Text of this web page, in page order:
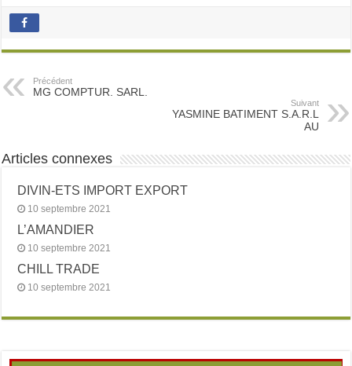
Précédent
MG COMPTUR. SARL.
Suivant
YASMINE BATIMENT S.A.R.L
AU
Articles connexes
DIVIN-ETS IMPORT EXPORT
10 septembre 2021
L’AMANDIER
10 septembre 2021
CHILL TRADE
10 septembre 2021